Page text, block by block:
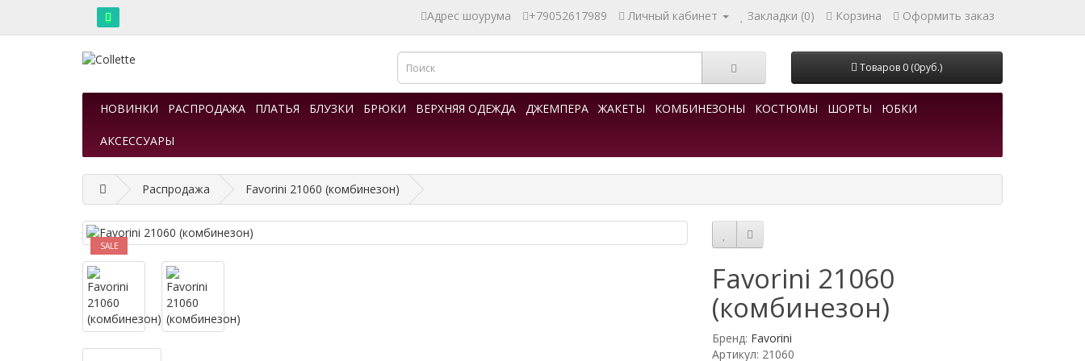
Адрес шоурума +79052617989 Личный кабинет Закладки (0) Корзина Оформить заказ
Товаров 0 (0руб.)
НОВИНКИ РАСПРОДАЖА ПЛАТЬЯ БЛУЗКИ БРЮКИ ВЕРХНЯЯ ОДЕЖДА ДЖЕМПЕРА ЖАКЕТЫ КОМБИНЕЗОНЫ КОСТЮМЫ ШОРТЫ ЮБКИ
АКСЕССУАРЫ
Распродажа Favorini 21060 (комбинезон)
SALE
Favorini 21060
(комбинезон)
Бренд: Favorini
Артикул: 21060